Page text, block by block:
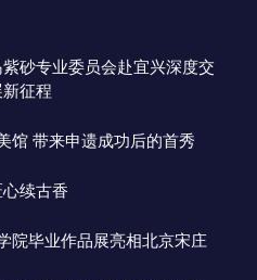
砂专业委员会赴宜兴深度交
征程
馆 带来申遗成功后的首秀
续古香
院毕业作品展亮相北京宋庄